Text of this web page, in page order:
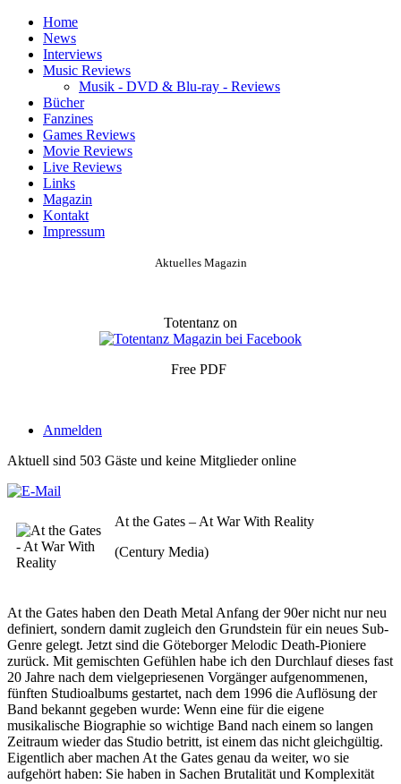
Home
News
Interviews
Music Reviews
Musik - DVD & Blu-ray - Reviews
Bücher
Fanzines
Games Reviews
Movie Reviews
Live Reviews
Links
Magazin
Kontakt
Impressum
Aktuelles Magazin
Totentanz on
Free PDF
Anmelden
Aktuell sind 503 Gäste und keine Mitglieder online
At the Gates – At War With Reality
(Century Media)
At the Gates haben den Death Metal Anfang der 90er nicht nur neu
definiert, sondern damit zugleich den Grundstein für ein neues Sub-
Genre gelegt. Jetzt sind die Göteborger Melodic Death-Pioniere
zurück. Mit gemischten Gefühlen habe ich den Durchlauf dieses fast
20 Jahre nach dem vielgepriesenen Vorgänger aufgenommenen,
fünften Studioalbums gestartet, nach dem 1996 die Auflösung der
Band bekannt gegeben wurde: Wenn eine für die eigene
musikalische Biographie so wichtige Band nach einem so langen
Zeitraum wieder das Studio betritt, ist einem das nicht gleichgültig.
Eigentlich aber machen At the Gates genau da weiter, wo sie
aufgehört haben: Sie haben in Sachen Brutalität und Komplexität